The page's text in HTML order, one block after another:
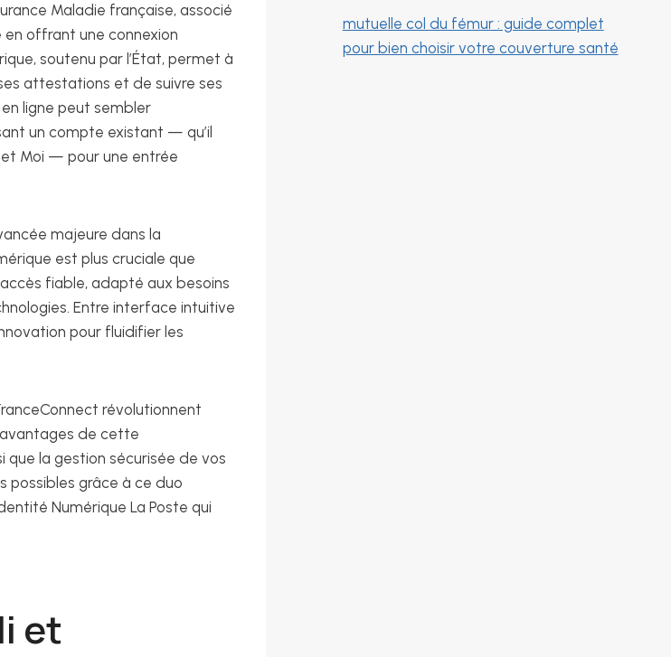
Maladie française, associé
offrant une connexion
soutenu par l’État, permet à
attestations et de suivre ses
ligne peut sembler
un compte existant — qu’il
et Moi — pour une entrée
majeure dans la
est plus cruciale que
fiable, adapté aux besoins
Entre interface intuitive
pour fluidifier les
révolutionnent
de cette
la gestion sécurisée de vos
possibles grâce à ce duo
Numérique La Poste qui
et
mutuelle col du fémur : guide complet
pour bien choisir votre couverture santé